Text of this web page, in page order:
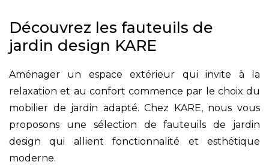
Découvrez les fauteuils de
jardin design KARE
Aménager un espace extérieur qui invite à la
relaxation et au confort commence par le choix du
mobilier de jardin adapté. Chez KARE, nous vous
proposons une sélection de fauteuils de jardin
design qui allient fonctionnalité et esthétique
moderne.